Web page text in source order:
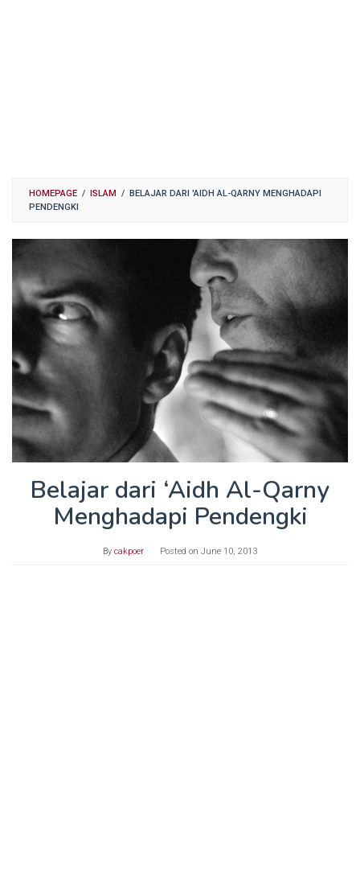
HOMEPAGE / ISLAM /
BELAJAR DARI 'AIDH AL-QARNY MENGHADAPI
PENDENGKI
Belajar dari ‘Aidh Al-Qarny
Menghadapi Pendengki
By cakpoer Posted on June 10, 2013